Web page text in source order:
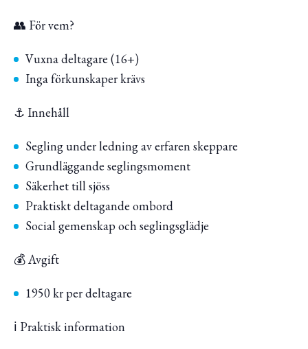
👥 För vem?
Vuxna deltagare (16+)
Inga förkunskaper krävs
⚓ Innehåll
Segling under ledning av erfaren skeppare
Grundläggande seglingsmoment
Säkerhet till sjöss
Praktiskt deltagande ombord
Social gemenskap och seglingsglädje
💰 Avgift
1950 kr per deltagare
ℹ️ Praktisk information